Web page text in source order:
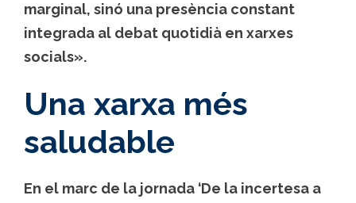
marginal, sinó una presència constant
integrada al debat quotidià en xarxes
socials».
Una xarxa més
saludable
En el marc de la jornada ‘De la incertesa a